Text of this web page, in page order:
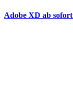
Adobe XD ab